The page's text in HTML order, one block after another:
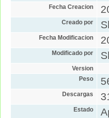
Fecha Creacion
Creado por
Fecha Modificacion
Modificado por
Version
Peso
Descargas
Estado